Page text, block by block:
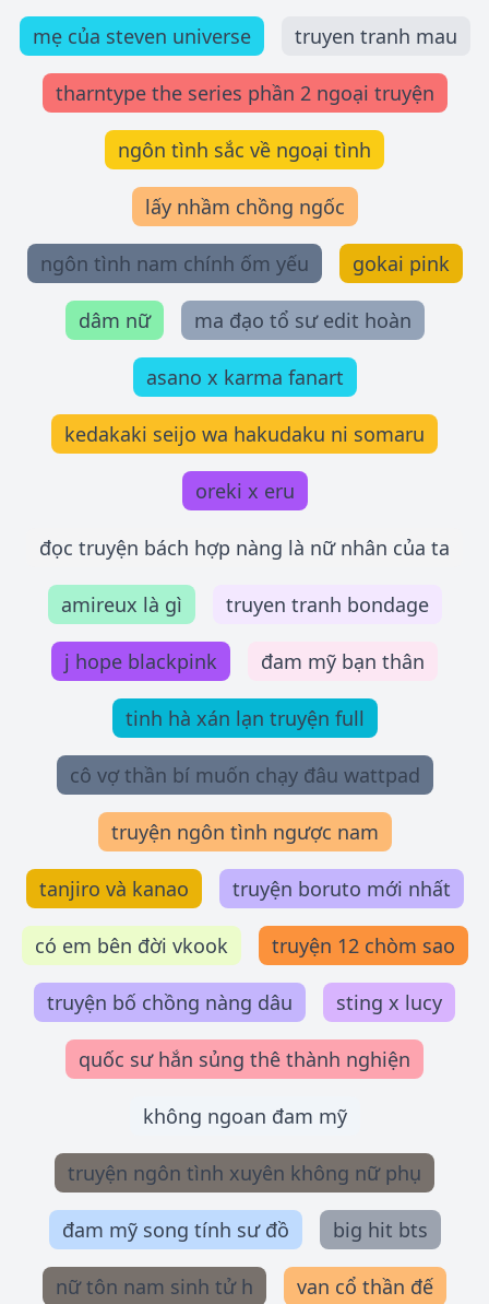
mẹ của steven universe truyen tranh mau
tharntype the series phần 2 ngoại truyện
ngôn tình sắc về ngoại tình
lấy nhầm chồng ngốc
ngôn tình nam chính ốm yếu gokai pink
dâm nữ ma đạo tổ sư edit hoàn
asano x karma fanart
kedakaki seijo wa hakudaku ni somaru
oreki x eru
đọc truyện bách hợp nàng là nữ nhân của ta
amireux là gì truyen tranh bondage
j hope blackpink đam mỹ bạn thân
tinh hà xán lạn truyện full
cô vợ thần bí muốn chạy đâu wattpad
truyện ngôn tình ngược nam
tanjiro và kanao truyện boruto mới nhất
có em bên đời vkook truyện 12 chòm sao
truyện bố chồng nàng dâu sting x lucy
quốc sư hắn sủng thê thành nghiện
không ngoan đam mỹ
truyện ngôn tình xuyên không nữ phụ
đam mỹ song tính sư đồ big hit bts
nữ tôn nam sinh tử h van cổ thần đế